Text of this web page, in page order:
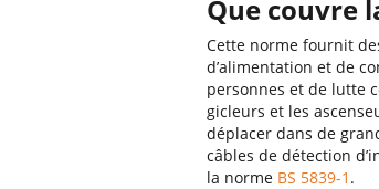
Que couvre
Cette norme fournit
d’alimentation et de
personnes et de lutte
gicleurs et les
déplacer dans de
câbles de détection
la norme BS 5839-1 .